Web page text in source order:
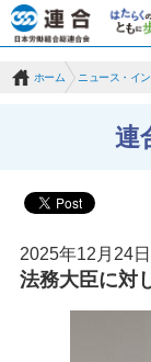
ホーム ニュース・イ
連
2025年12月24日
法務大臣に対